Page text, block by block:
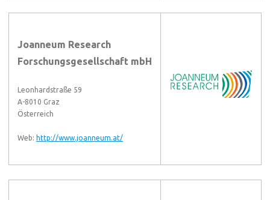
Joanneum Research
Forschungsgesellschaft mbH
Leonhardstraße 59
A-8010 Graz
Österreich
Web: http://www.joanneum.at/